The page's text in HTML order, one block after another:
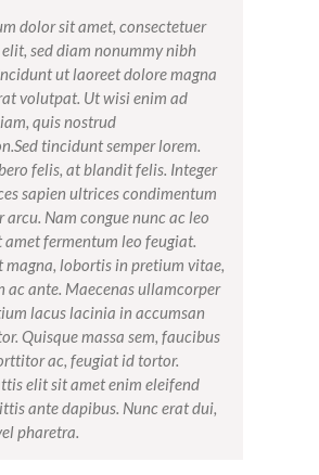
dolor sit amet, consectetuer
sed diam nonummy nibh
ut laoreet dolore magna
volutpat. Ut wisi enim ad
quis nostrud
tincidunt semper lorem.
felis, at blandit felis. Integer
sapien ultrices condimentum
Nam congue nunc ac leo
fermentum leo feugiat.
magna, lobortis in pretium vitae,
ac ante. Maecenas ullamcorper
lacus lacinia in accumsan
Quisque massa sem, faucibus
ac, feugiat id tortor.
elit sit amet enim eleifend
ante dapibus. Nunc erat dui,
pharetra.